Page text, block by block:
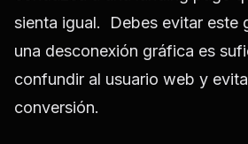
sienta igual. Debes evitar este
una desconexión gráfica es
confundir al usuario web y
conversión.